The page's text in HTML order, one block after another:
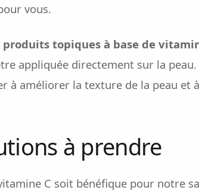
vous.
topiques à base de
appliquée directement sur la
à améliorer la texture de la peau et
à prendre
C soit bénéfique pour notre